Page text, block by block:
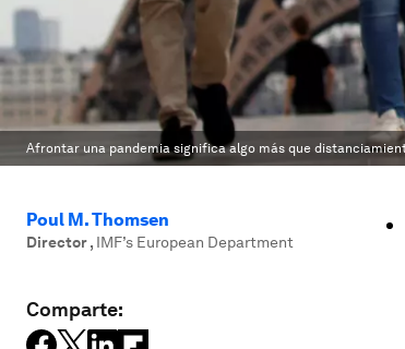
Afrontar una pandemia significa algo más que
Poul M. Thomsen
Director, IMF’s European Department
Comparte: